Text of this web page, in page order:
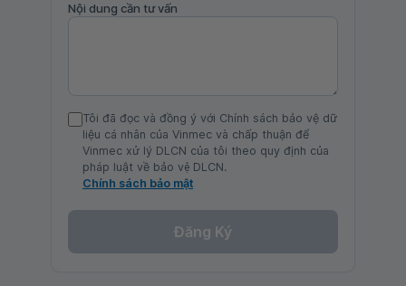
Nội dung cần tư vấn
Tôi đã đọc và đồng ý với Chính sách bảo vệ dữ
liệu cá nhân của Vinmec và chấp thuận để
Vinmec xử lý DLCN của tôi theo quy định của
pháp luật về bảo vệ DLCN.
Chính sách bảo mật
Đăng Ký